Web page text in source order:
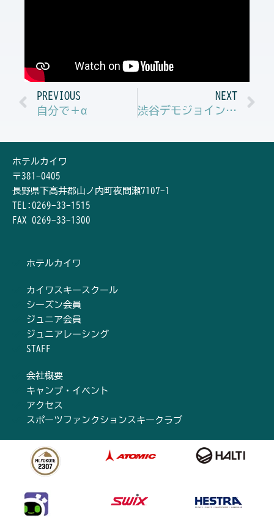
Prev
PREVIOUS
自分で＋α
NEXT
渋谷デモジョイントキャンプ終了！！
ホテルカイワ
〒381-0405
長野県下高井郡山ノ内町夜間瀬7107-1
TEL:0269-33-1515
FAX 0269-33-1300
ホテルカイワ
カイワスキースクール
シーズン会員
ジュニア会員
ジュニアレーシング
STAFF
会社概要
キャンプ・イベント
アクセス
スポーツファンクションスキークラブ